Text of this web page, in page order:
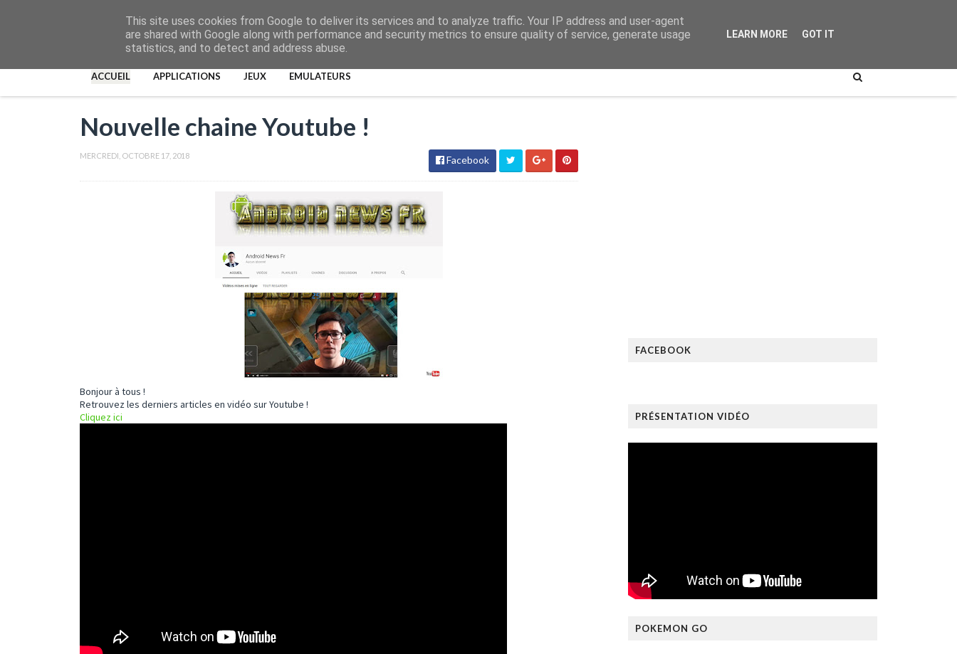
ACCUEIL APPLICATIONS JEUX EMULATEURS
Nouvelle chaine Youtube !
MERCREDI, OCTOBRE 17, 2018 Facebook
Bonjour à tous !
Retrouvez les derniers articles en vidéo sur Youtube !
Cliquez ici
FACEBOOK
PRÉSENTATION VIDÉO
POKEMON GO
This site uses cookies from Google to deliver its services and to analyze traffic. Your IP address and user-agent
are shared with Google along with performance and security metrics to ensure quality of service, generate usage
statistics, and to detect and address abuse.
LEARN MORE GOT IT